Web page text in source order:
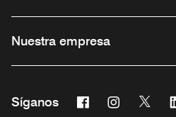
Nuestra empresa
Síganos Facebook
Abre una ventana
Instagram
Abre unaAbre